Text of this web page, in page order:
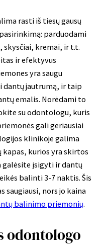
rasti iš tiesų gausų
parduodami
kremai, ir t.t.
ir efektyvus
yra saugu
dantų jautrumą, ir taip
emalis. Norėdami to
su odontologu, kuris
gali geriausiai
klinikoje galima
kurios yra skirtos
galėsite įsigyti ir dantų
balinti 3-7 naktis. Šis
saugiausi, nors jo kaina
balinimo priemonių.
odontologo